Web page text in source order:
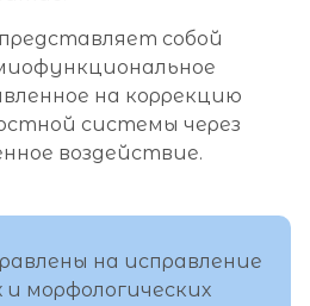
представляет собой
на коррекцию
системы через
воздействие.
на исправление
морфологических